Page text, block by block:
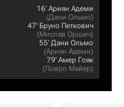
16‎’‎ Ариян Адеми
(Дани Ольмо)
47‎’‎ Бруно Петкович
(Мислав Оршич)
55‎’‎ Дани Ольмо
(Ариян Адеми)
79‎’‎ Амер Гояк
(Ловро Майер)